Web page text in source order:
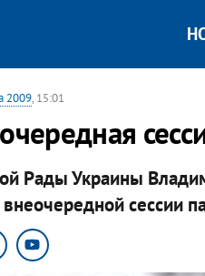
2009, 15:01
Рады Украины
сессии